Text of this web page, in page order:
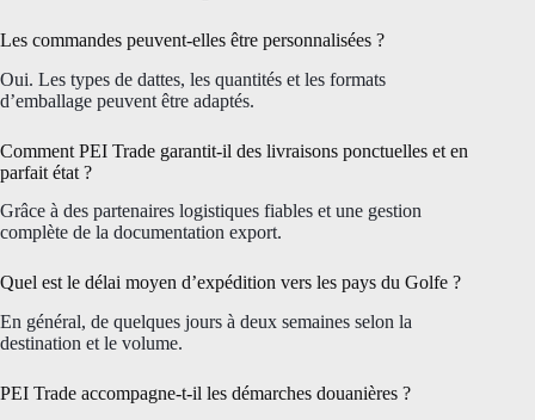
Les commandes peuvent-elles être personnalisées ?
Oui. Les types de dattes, les quantités et les formats
d’emballage peuvent être adaptés.
Comment PEI Trade garantit-il des livraisons ponctuelles et en
parfait état ?
Grâce à des partenaires logistiques fiables et une gestion
complète de la documentation export.
Quel est le délai moyen d’expédition vers les pays du Golfe ?
En général, de quelques jours à deux semaines selon la
destination et le volume.
PEI Trade accompagne-t-il les démarches douanières ?